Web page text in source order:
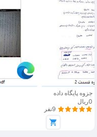
جزوه پایگاه داده
0ریال
9نفر